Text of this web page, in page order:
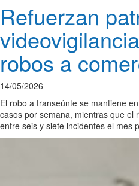
Refuerzan
robos a
14/05/2026
El robo a transeúnte se mantiene
casos por semana, mientras que el
entre seis y siete incidentes el mes